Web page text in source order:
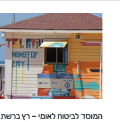
המוסד לביטוח לאומי – רץ ברשת